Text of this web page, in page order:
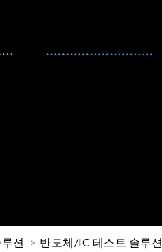
션 반도체/IC 테스트 솔루션